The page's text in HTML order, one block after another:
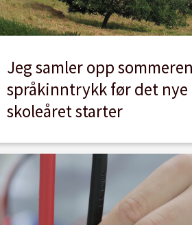
Jeg samler opp
språkinntrykk før det nye
skoleåret starter